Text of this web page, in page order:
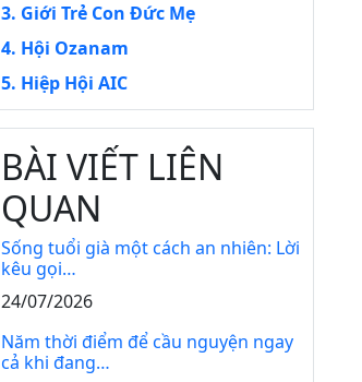
3. Giới Trẻ Con Đức Mẹ
4. Hội Ozanam
5. Hiệp Hội AIC
BÀI VIẾT LIÊN
QUAN
Sống tuổi già một cách an nhiên: Lời
kêu gọi…
24/07/2026
Năm thời điểm để cầu nguyện ngay
cả khi đang…